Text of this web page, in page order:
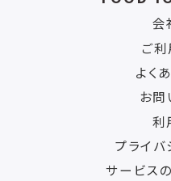
会
ご利
よく
お問
利
プライバ
サービス